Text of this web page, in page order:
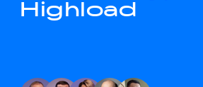
Highload